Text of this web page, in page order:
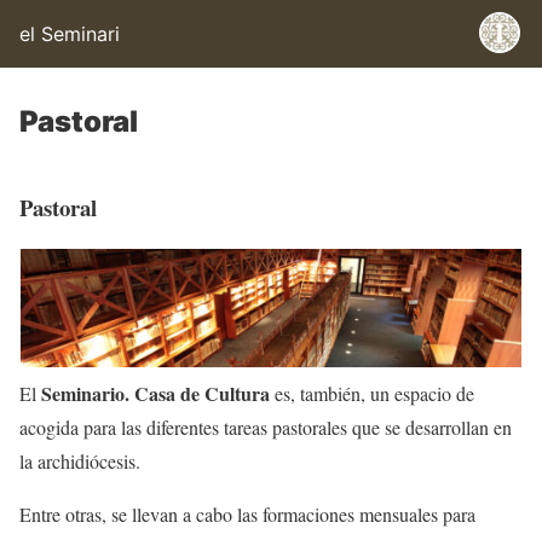
el Seminari
Pastoral
Pastoral
El Seminario. Casa de Culturaes, también, un espacio de
acogida para las diferentes tareas pastorales que se desarrollan en
la archidiócesis.
Entre otras, se llevan a cabo las formaciones mensuales para